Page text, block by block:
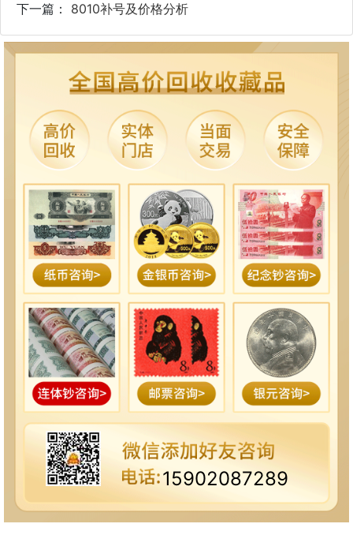
下一篇： 8010补号及价格分析
15902087289